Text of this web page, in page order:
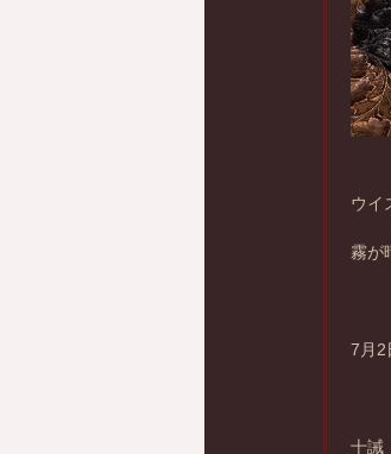
ウイ
霧が
7月2
十誡